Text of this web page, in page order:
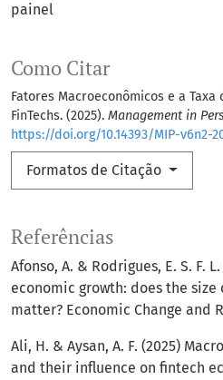
painel
Como Citar
Fatores Macroeconômicos e a
FinTechs. (2025). Management in
https://doi.org/10.14393/MIP-v6n2-
Formatos de Citação
Referências
Afonso, A. & Rodrigues, E. S. F.
economic growth: does the
matter? Economic Change and
Ali, H. & Aysan, A. F. (2025)
and their influence on fintech